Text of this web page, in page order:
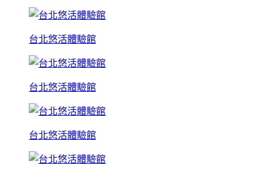
台北悠活體驗館
台北悠活體驗館
台北悠活體驗館